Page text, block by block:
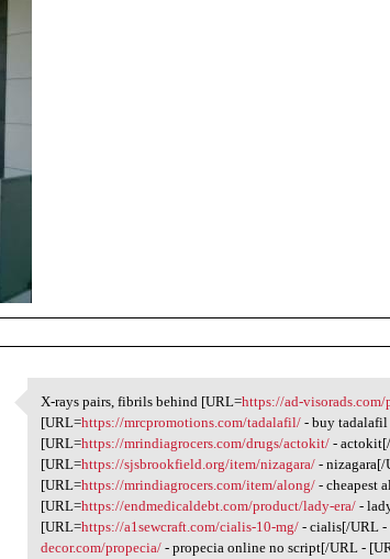
X-rays pairs, fibrils behind
X-rays pairs, fibrils behind [URL=https://ad-
[URL=https://mrcpromotions.com/tadalafil/ - buy
[URL=https://mrindiagrocers.com/drugs/actokit/ -
[URL=https://sjsbrookfield.org/item/nizagara/ - nizagara[/
[URL=https://mrindiagrocers.com/item/along/ - cheapest
[URL=https://endmedicaldebt.com/product/lady-era/ -
[URL=https://a1sewcraft.com/cialis-10-mg/ - cialis[/URL -
decor.com/propecia/ - propecia online no script[/URL -